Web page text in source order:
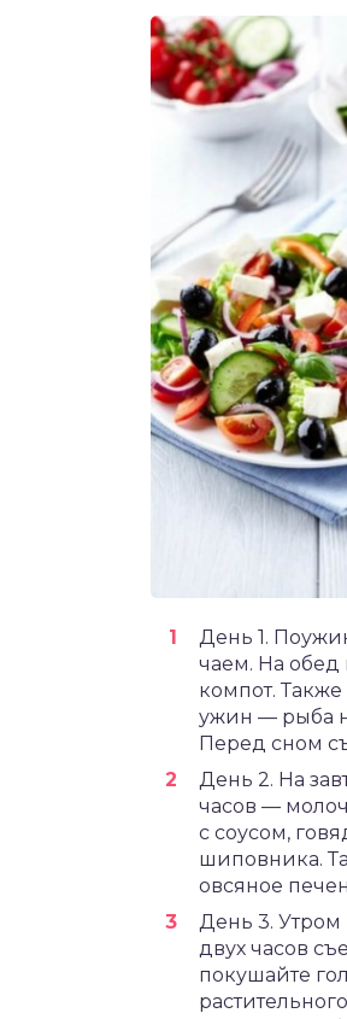
День 1.
чаем. На обед
компот.
ужин — рыба
Перед сном
День 2. На
часов —
с соусом,
шиповника.
овсяное
День 3. Утром
двух часов
покушайте